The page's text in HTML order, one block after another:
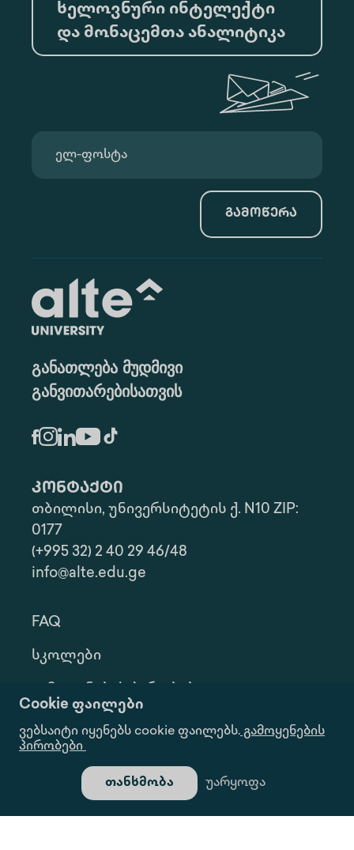
Cookie ფაილები
ვებსაიტი იყენებს cookie ფაილებს.გამოყენების
პირობები
უარყოფა
თანხმობა
ხელოვნური ინტელექტი
და მონაცემთა ანალიტიკა
გამოწერა
განათლება მუდმივი
განვითარებისათვის
კონტაქტი
თბილისი, უნივერსიტეტის ქ. N10 ZIP:
0177
(+995 32) 2 40 29 46/48
info@alte.edu.ge
FAQ
Სკოლები
Კონფ. Პოლიტიკა
Ინფორმაციის Მოთხოვნა
Გალერეა